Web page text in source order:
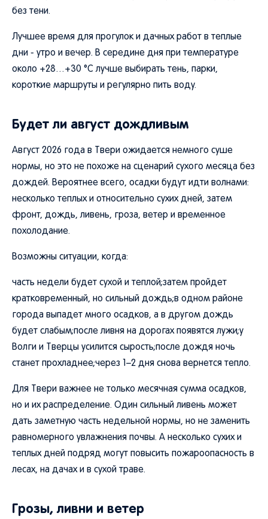
без тени.
Лучшее время для прогулок и дачных работ в теплые
дни - утро и вечер. В середине дня при температуре
около +28…+30 °C лучше выбирать тень, парки,
короткие маршруты и регулярно пить воду.
Будет ли август дождливым
Август 2026 года в Твери ожидается немного суше
нормы, но это не похоже на сценарий сухого месяца без
дождей. Вероятнее всего, осадки будут идти волнами:
несколько теплых и относительно сухих дней, затем
фронт, дождь, ливень, гроза, ветер и временное
похолодание.
Возможны ситуации, когда:
часть недели будет сухой и теплой;затем пройдет
кратковременный, но сильный дождь;в одном районе
города выпадет много осадков, а в другом дождь
будет слабым;после ливня на дорогах появятся лужи;у
Волги и Тверцы усилится сырость;после дождя ночь
станет прохладнее;через 1–2 дня снова вернется тепло.
Для Твери важнее не только месячная сумма осадков,
но и их распределение. Один сильный ливень может
дать заметную часть недельной нормы, но не заменить
равномерного увлажнения почвы. А несколько сухих и
теплых дней подряд могут повысить пожароопасность в
лесах, на дачах и в сухой траве.
Грозы, ливни и ветер